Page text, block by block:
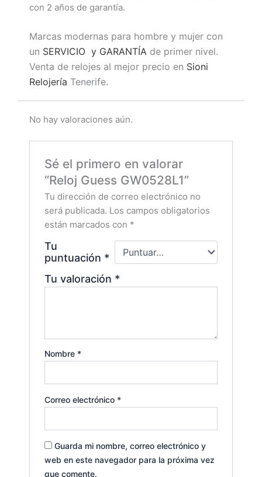
con 2 años de garantía.
Marcas modernas para hombre y mujer con
un SERVICIO y GARANTÍA de primer nivel.
Venta de relojes al mejor precio en Sioni
Relojería Tenerife.
No hay valoraciones aún.
Sé el primero en valorar
“Reloj Guess GW0528L1”
Tu dirección de correo electrónico no
será publicada. Los campos obligatorios
están marcados con *
Tu
puntuación *
Tu valoración *
Nombre *
Correo electrónico *
Guarda mi nombre, correo electrónico y
web en este navegador para la próxima vez
que comente.